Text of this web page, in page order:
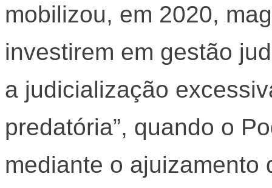
mobilizou, em 2020,
investirem em gestão
a judicialização
predatória”, quando o
mediante o ajuizamento